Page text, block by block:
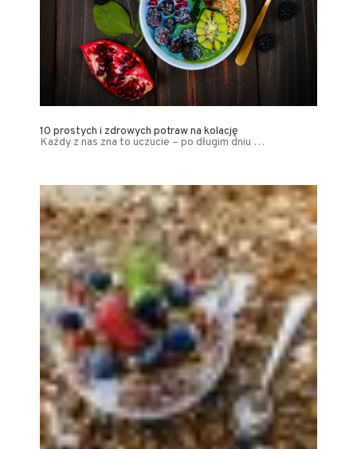
10 prostych i zdrowych potraw na kolację
Każdy z nas zna to uczucie – po długim dniu …